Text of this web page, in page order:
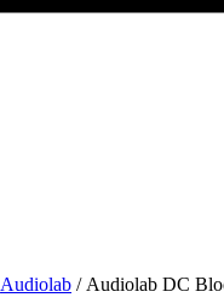
Audiolab / Audiolab DC